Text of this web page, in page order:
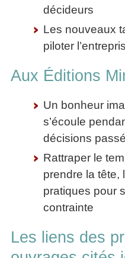
décideurs
Les nouveaux
piloter
Aux Éditions
Un bonheur
s’écoule
décisions
Rattraper le
prendre la tête,
pratiques pour
contrainte
Les liens des